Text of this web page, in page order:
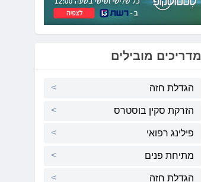
מדריכים מובילים
הגדלת חזה
הזרקת סקין בוסטרס
פילינג רפואי
מתיחת פנים
הגדלת חזה